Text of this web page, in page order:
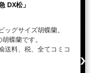
DX松」
ッグサイズ胡蝶蘭。
蝶蘭です。
送料、税、全てコミコ